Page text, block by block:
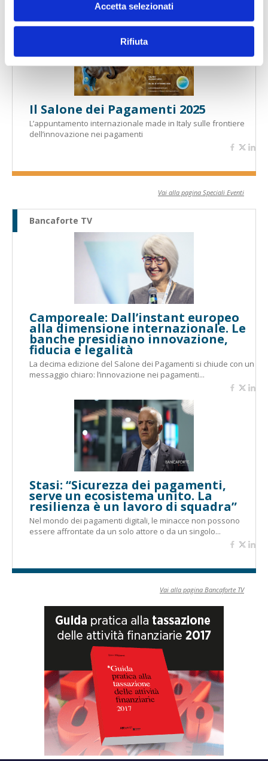
Accetta selezionati
Rifiuta
Il Salone dei Pagamenti 2025
L’appuntamento internazionale made in Italy sulle frontiere
dell’innovazione nei pagamenti
Vai alla pagina Speciali Eventi
Bancaforte TV
Camporeale: Dall’instant europeo
alla dimensione internazionale. Le
banche presidiano innovazione,
fiducia e legalità
La decima edizione del Salone dei Pagamenti si chiude con un
messaggio chiaro: l’innovazione nei pagamenti...
Stasi: “Sicurezza dei pagamenti,
serve un ecosistema unito. La
resilienza è un lavoro di squadra”
Nel mondo dei pagamenti digitali, le minacce non possono
essere affrontate da un solo attore o da un singolo...
Vai alla pagina Bancaforte TV